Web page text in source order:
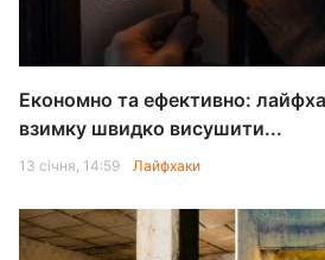
Економно та ефективно:
взимку швидко висушити...
13 січня, 14:59 Лайфхаки